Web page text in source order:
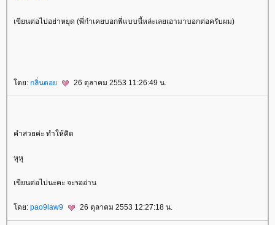
เขียนต่อไปอย่าหยุด (พี่ก๋าเคยบอกพี่แบบนี้หล่ะเลยเอามาบอกต่อครับผม)
ดย: กลิ่นดอ 26 ตุลาคม 2553 11:26:49 น.
คำสวยค่ะ ทำให้คิด
หุหุ
เขียนต่อไปนะคะ จะรออ่าน
ดย: pao9law9 26 ตุลาคม 2553 12:27:18 น.